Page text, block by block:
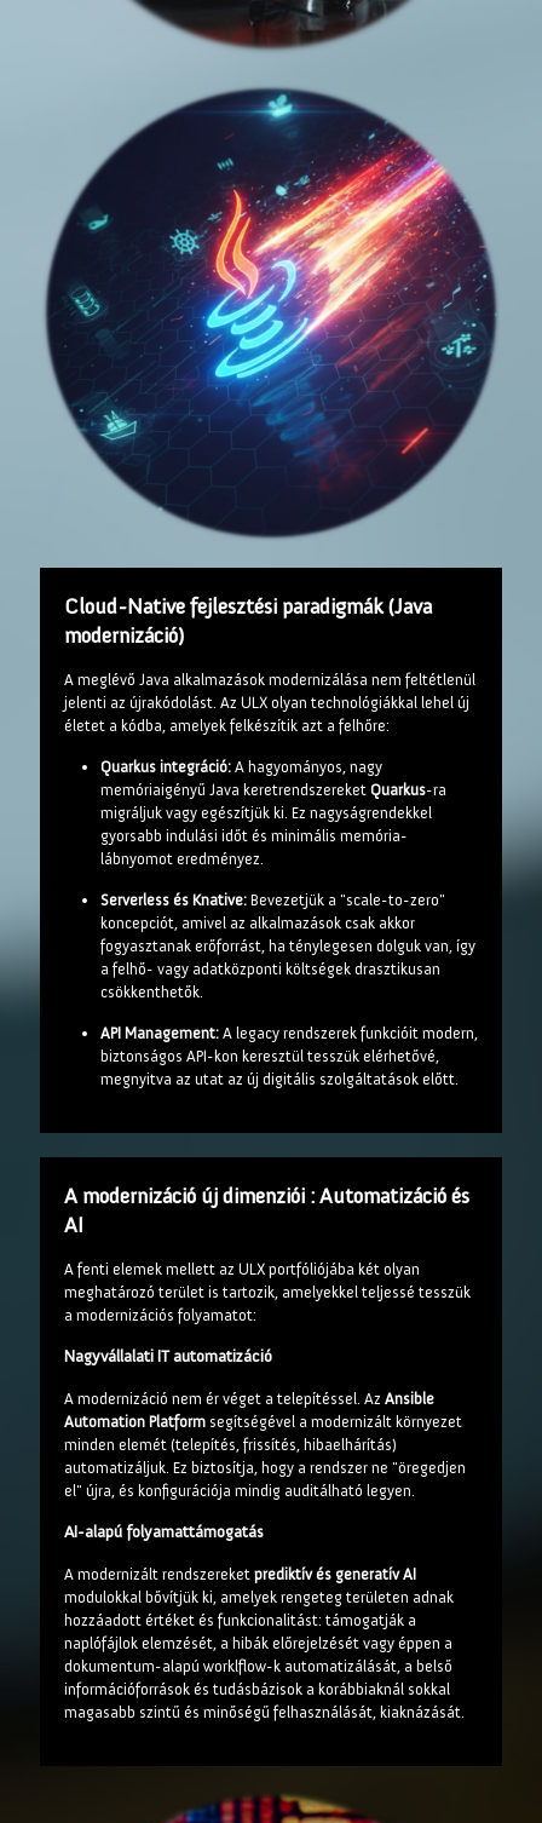
Cloud-Native fejlesztési paradigmák (Java
modernizáció)
A meglévő Java alkalmazások modernizálása nem feltétlenül
jelenti az újrakódolást. Az ULX olyan technológiákkal lehel új
életet a kódba, amelyek felkészítik azt a felhőre:
Quarkus integráció: A hagyományos, nagy
memóriaigényű Java keretrendszereket Quarkus-ra
migráljuk vagy egészítjük ki. Ez nagyságrendekkel
gyorsabb indulási időt és minimális memória-
lábnyomot eredményez.
Serverless és Knative: Bevezetjük a "scale-to-zero"
koncepciót, amivel az alkalmazások csak akkor
fogyasztanak erőforrást, ha ténylegesen dolguk van, így
a felhő- vagy adatközponti költségek drasztikusan
csökkenthetők.
API Management: A legacy rendszerek funkcióit modern,
biztonságos API-kon keresztül tesszük elérhetővé,
megnyitva az utat az új digitális szolgáltatások előtt.
A modernizáció új dimenziói : Automatizáció és
AI
A fenti elemek mellett az ULX portfóliójába két olyan
meghatározó terület is tartozik, amelyekkel teljessé tesszük
a modernizációs folyamatot:
Nagyvállalati IT automatizáció
A modernizáció nem ér véget a telepítéssel. Az Ansible
Automation Platform segítségével a modernizált környezet
minden elemét (telepítés, frissítés, hibaelhárítás)
automatizáljuk. Ez biztosítja, hogy a rendszer ne "öregedjen
el" újra, és konfigurációja mindig auditálható legyen.
AI-alapú folyamattámogatás
A modernizált rendszereket prediktív és generatív AI
modulokkal bővítjük ki, amelyek rengeteg területen adnak
hozzáadott értéket és funkcionalitást: támogatják a
naplófájlok elemzését, a hibák előrejelzését vagy éppen a
dokumentum-alapú worklflow-k automatizálását, a belső
információforrások és tudásbázisok a korábbiaknál sokkal
magasabb szintű és minőségű felhasználását, kiaknázását.